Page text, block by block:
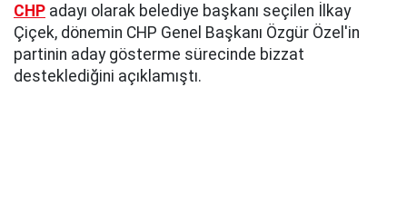
CHP adayı olarak belediye başkanı seçilen İlkay
Çiçek, dönemin CHP Genel Başkanı Özgür Özel'in
partinin aday gösterme sürecinde bizzat
desteklediğini açıklamıştı.